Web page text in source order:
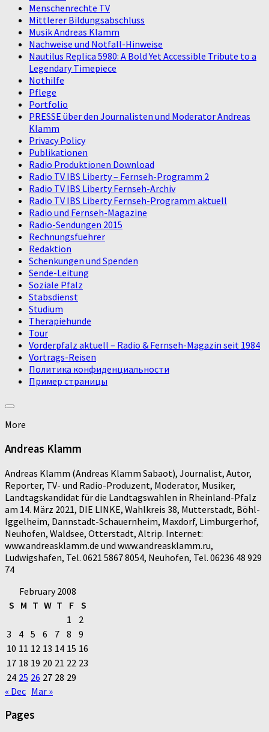
Menschenrechte TV
Mittlerer Bildungsabschluss
Musik Andreas Klamm
Nachweise und Notfall-Hinweise
Nautilus Replica 5980: A Bold Yet Accessible Tribute to a
Legendary Timepiece
Nothilfe
Pflege
Portfolio
PRESSE über den Journalisten und Moderator Andreas
Klamm
Privacy Policy
Publikationen
Radio Produktionen Download
Radio TV IBS Liberty – Fernseh-Programm 2
Radio TV IBS Liberty Fernseh-Archiv
Radio TV IBS Liberty Fernseh-Programm aktuell
Radio und Fernseh-Magazine
Radio-Sendungen 2015
Rechnungsfuehrer
Redaktion
Schenkungen und Spenden
Sende-Leitung
Soziale Pfalz
Stabsdienst
Studium
Therapiehunde
Tour
Vorderpfalz aktuell – Radio & Fernseh-Magazin seit 1984
Vortrags-Reisen
Политика конфиденциальности
Пример страницы
More
Andreas Klamm
Andreas Klamm (Andreas Klamm Sabaot), Journalist, Autor,
Reporter, TV- und Radio-Produzent, Moderator, Musiker,
Landtagskandidat für die Landtagswahlen in Rheinland-Pfalz
am 14. März 2021, DIE LINKE, Wahlkreis 38, Mutterstadt, Böhl-
Iggelheim, Dannstadt-Schauernheim, Maxdorf, Limburgerhof,
Neuhofen, Waldsee, Otterstadt, Altrip. Internet:
www.andreasklamm.de und www.andreasklamm.ru,
Ludwigshafen, Tel. 0621 5867 8054, Neuhofen, Tel. 06236 48 929
74
February 2008
S M T W T F S
1
2
3
4 5 6 7 8
9
10 11 12 13 14 15 16
17 18 19 20 21 22 23
24 25 26 27 28 29
« Dec Mar »
Pages